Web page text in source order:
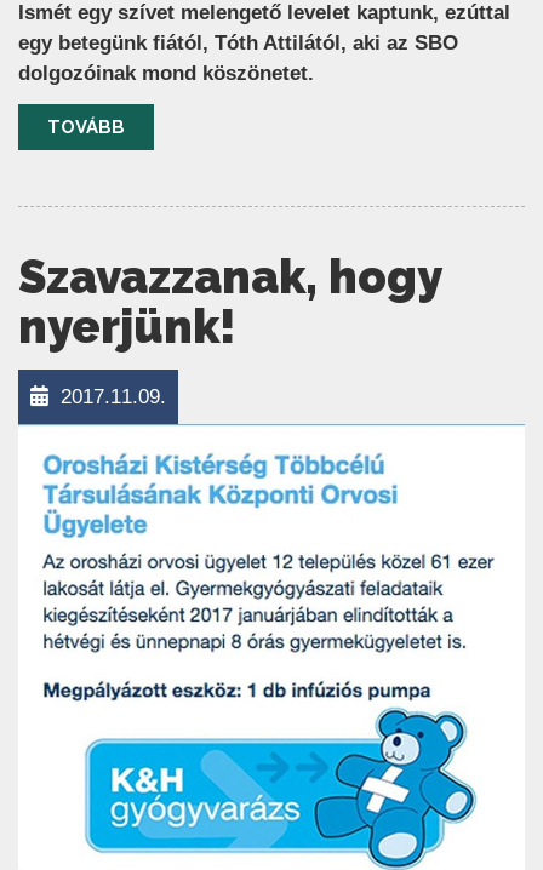
Ismét egy szívet melengető levelet kaptunk, ezúttal
egy betegünk fiától, Tóth Attilától, aki az SBO
dolgozóinak mond köszönetet.
TOVÁBB
Szavazzanak, hogy
nyerjünk!
2017.11.09.